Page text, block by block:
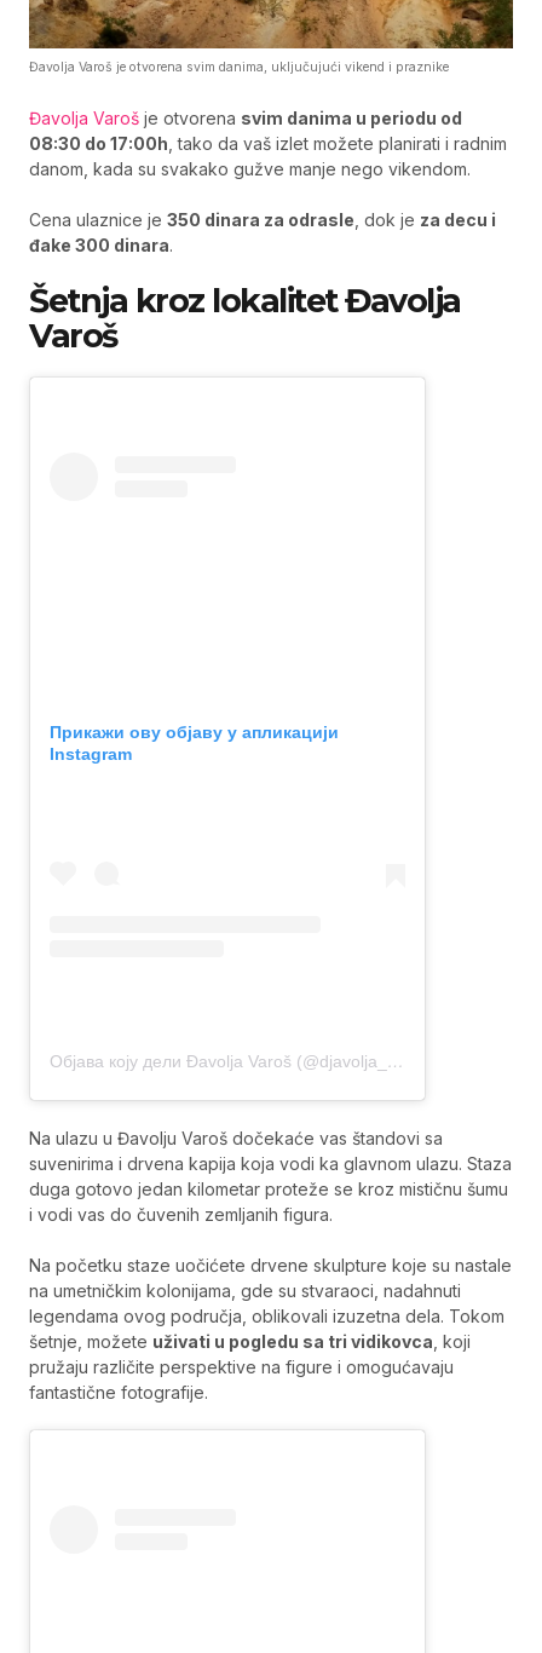
Đavolja Varoš je otvorena svim danima, uključujući vikend i praznike
Đavolja Varoš je otvorena svim danima u periodu od
08:30 do 17:00h , tako da vaš izlet možete planirati i radnim
danom, kada su svakako gužve manje nego vikendom.
Cena ulaznice je 350 dinara za odrasle , dok je za decu i
đake 300 dinara.
Šetnja kroz lokalitet Đavolja
Varoš
Прикажи ову објаву у апликацији
Instagram
Објава коју дели Đavolja Varoš (@djavolja_varos_cudo_prirode)
Na ulazu u Đavolju Varoš dočekaće vas štandovi sa
suvenirima i drvena kapija koja vodi ka glavnom ulazu. Staza
duga gotovo jedan kilometar proteže se kroz mističnu šumu
i vodi vas do čuvenih zemljanih figura.
Na početku staze uočićete drvene skulpture koje su nastale
na umetničkim kolonijama, gde su stvaraoci, nadahnuti
legendama ovog područja, oblikovali izuzetna dela. Tokom
šetnje, možete uživati u pogledu sa tri vidikovca , koji
pružaju različite perspektive na figure i omogućavaju
fantastične fotografije.